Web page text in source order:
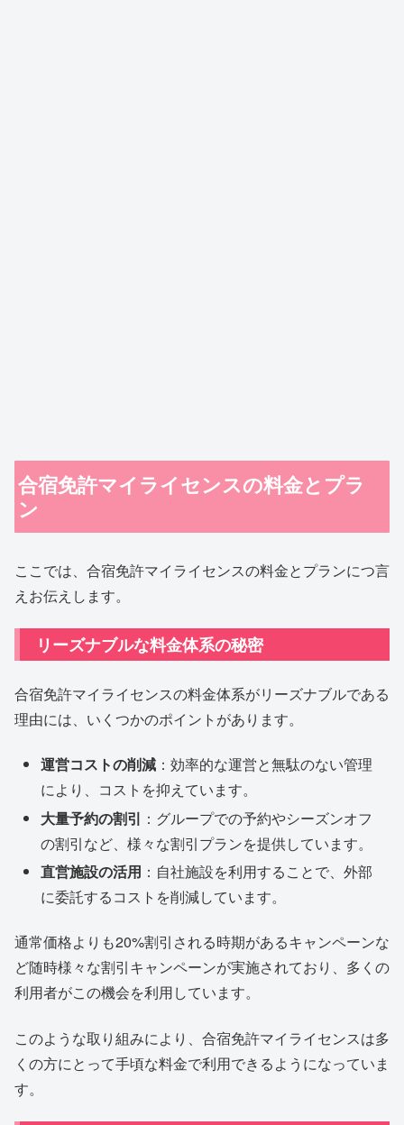
合宿免許マイライセンスの料金とプラ
ン
ここでは、合宿免許マイライセンスの料金とプランにつ言
えお伝えします。
リーズナブルな料金体系の秘密
合宿免許マイライセンスの料金体系がリーズナブルである
理由には、いくつかのポイントがあります。
運営コストの削減 ：効率的な運営と無駄のない管理
により、コストを抑えています。
大量予約の割引 ：グループでの予約やシーズンオフ
の割引など、様々な割引プランを提供しています。
直営施設の活用 ：自社施設を利用することで、外部
に委託するコストを削減しています。
通常価格よりも20%割引される時期があるキャンペーンな
ど随時様々な割引キャンペーンが実施されており、多くの
利用者がこの機会を利用しています。
このような取り組みにより、合宿免許マイライセンスは多
くの方にとって手頃な料金で利用できるようになっていま
す。